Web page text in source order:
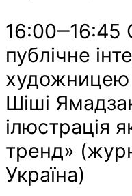
16:00‒16:45
публічне
Шіші
ілюстрація
тренд»
Україна)